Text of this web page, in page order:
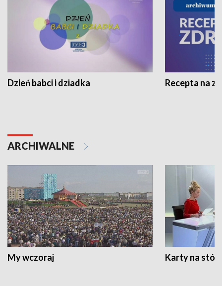
Dzień babci i dziadka Recepta na
ARCHIWALNE
My wczoraj Karty na